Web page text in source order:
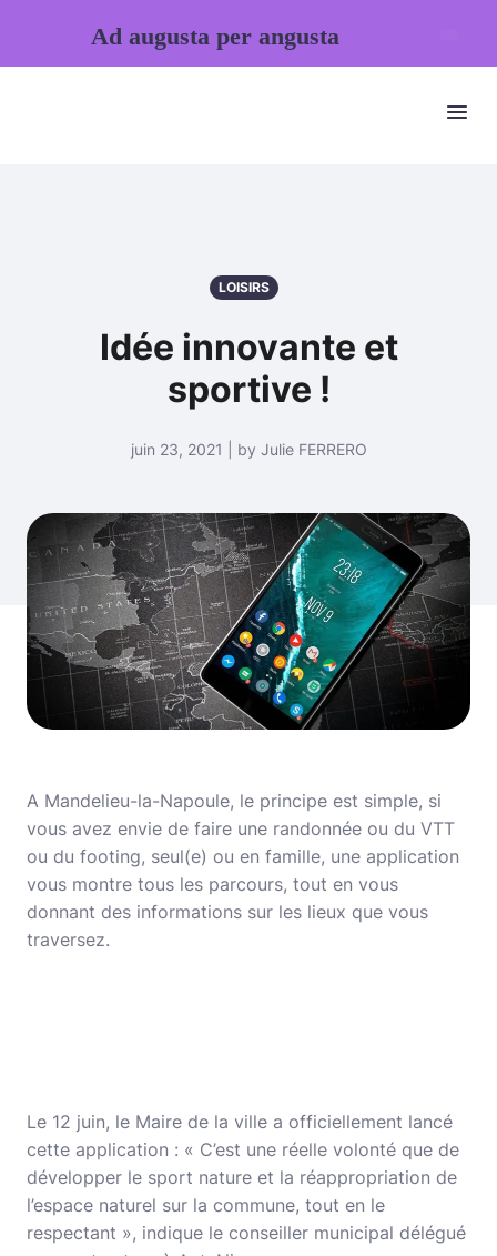
LOISIRS
Idée innovante et
sportive !
juin 23, 2021 | by Julie FERRERO
A Mandelieu-la-Napoule, le principe est simple, si
vous avez envie de faire une randonnée ou du VTT
ou du footing, seul(e) ou en famille, une application
vous montre tous les parcours, tout en vous
donnant des informations sur les lieux que vous
traversez.
Le 12 juin, le Maire de la ville a officiellement lancé
cette application : « C’est une réelle volonté que de
développer le sport nature et la réappropriation de
l’espace naturel sur la commune, tout en le
respectant », indique le conseiller municipal délégué
Ad augusta per angusta